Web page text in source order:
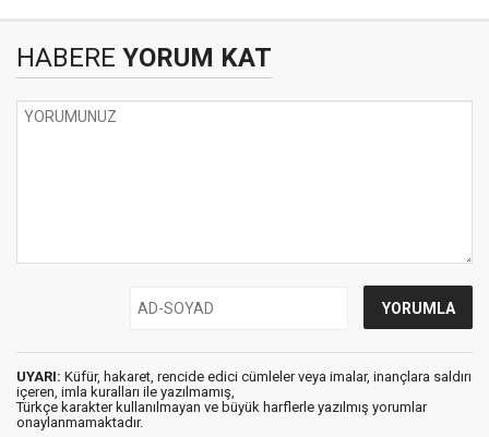
HABERE YORUM KAT
UYARI: Küfür, hakaret, rencide edici cümleler veya imalar, inançlara saldırı
içeren, imla kuralları ile yazılmamış,
Türkçe karakter kullanılmayan ve büyük harflerle yazılmış yorumlar
onaylanmamaktadır.